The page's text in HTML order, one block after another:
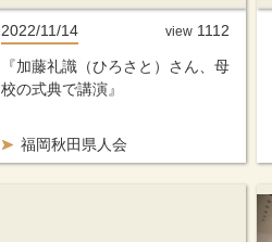
2022/11/14
福岡秋田県人会
『加藤礼識（ひろさと）さん、母
校の式典で講演』
view 1112